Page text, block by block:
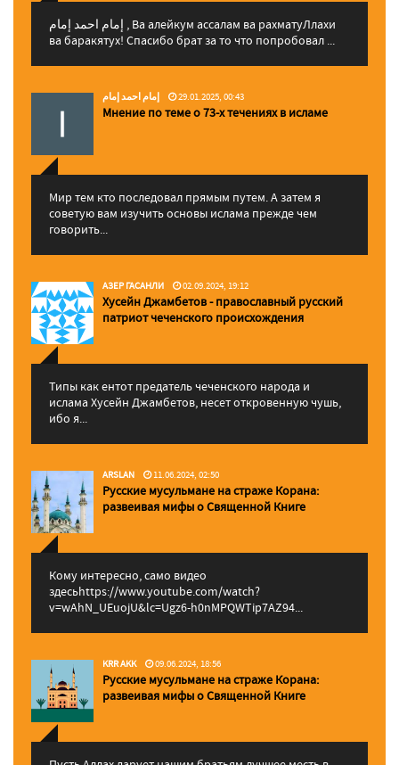
إمام احمد إمام , Ва алейкум ассалам ва рахматуЛлахи
ва баракятух! Спасибо брат за то что попробовал ...
إمام احمد إمام 29.01.2025, 00:43
Мнение по теме о 73-х течениях в исламе
Мир тем кто последовал прямым путем. А затем я
советую вам изучить основы ислама прежде чем
говорить...
АЗЕР ГАСАНЛИ 02.09.2024, 19:12
Хусейн Джамбетов - православный русский
патриот чеченского происхождения
Типы как ентот предатель чеченского народа и
ислама Хусейн Джамбетов, несет откровенную чушь,
ибо я...
ARSLAN 11.06.2024, 02:50
Русские мусульмане на страже Корана:
pазвеивая мифы о Священной Книге
Кому интересно, само видео
здесьhttps://www.youtube.com/watch?
v=wAhN_UEuojU&lc=Ugz6-h0nMPQWTip7AZ94...
KRR AKK 09.06.2024, 18:56
Русские мусульмане на страже Корана:
pазвеивая мифы о Священной Книге